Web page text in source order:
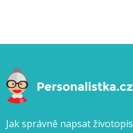
Jak správně napsat životopis